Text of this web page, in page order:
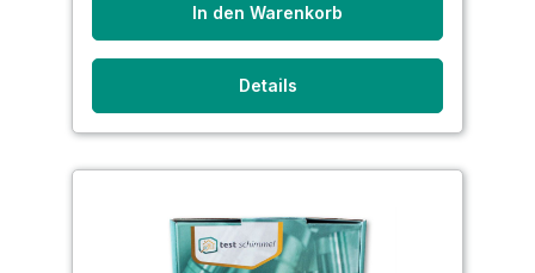
In den Warenkorb
Details